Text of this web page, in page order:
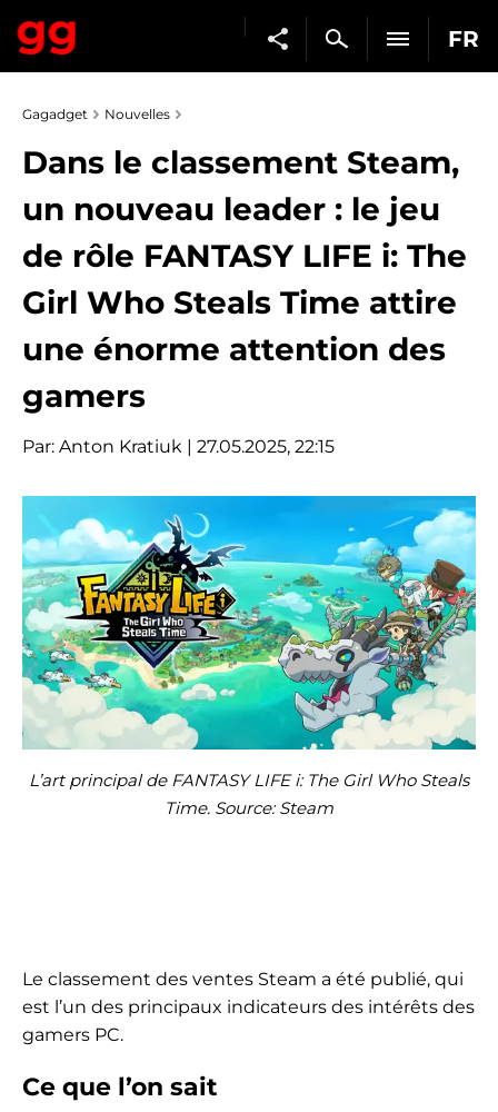
FR
Gagadget Nouvelles
Dans le classement Steam,
un nouveau leader : le jeu
de rôle FANTASY LIFE i: The
Girl Who Steals Time attire
une énorme attention des
gamers
Par: Anton Kratiuk | 27.05.2025, 22:15
L’art principal de FANTASY LIFE i: The Girl Who Steals
Time. Source: Steam
Le classement des ventes Steam a été publié, qui
est l’un des principaux indicateurs des intérêts des
gamers PC.
Ce que l’on sait